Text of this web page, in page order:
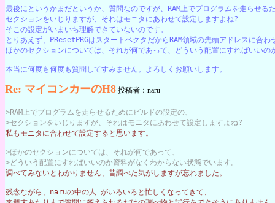
最後にというかまだというか、質問なのですが、RAM上でプログラムを走らせる
セクションをいじりますが、それはモニタにあわせて設定しますよね?
そこの設定がいまいち理解できていないのです。
とりあえず、PResetPRGはスタートベクタだからRAM領域の先頭アドレスに合
ほかのセクションについては、それが何であって、どういう配置にすればいい
本当に何度も何度も質問してすみません。よろしくお願いします。
Re: マイコンカーのH8 投稿者：naru
>RAM上でプログラムを走らせるためにビルドの設定の、
>セクションをいじりますが、それはモニタにあわせて設定しますよね?
私もモニタに合わせて設定すると思います。
>ほかのセクションについては、それが何であって、
>どういう配置にすればいいのか資料がなくわからない状態でいます。
調べてみないとわかりません、昔調べた気がしますが忘れました。
残念ながら、naruの中の人 がいろいろと忙しくなってきて、